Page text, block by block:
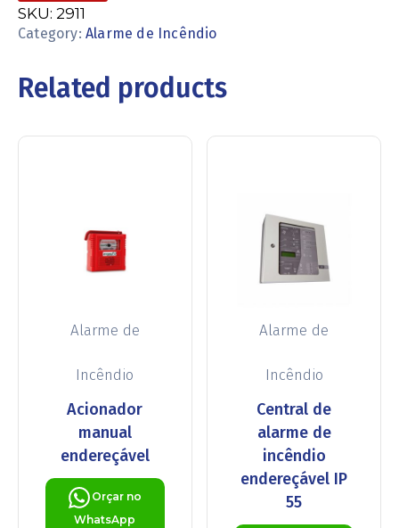
SKU: 2911
Category: Alarme de Incêndio
Related products
Alarme de
Incêndio
Acionador
manual
endereçável
Orçar no
WhatsApp
Alarme de
Incêndio
Central de
alarme de
incêndio
endereçável IP
55